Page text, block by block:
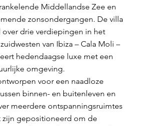
Middellandse Zee en
zonsondergangen. De villa
over drie verdiepingen in het
van Ibiza – Cala Moli –
hedendaagse luxe met een
omgeving.
voor een naadloze
binnen- en buitenleven en
meerdere ontspanningsruimtes
zijn gepositioneerd om de